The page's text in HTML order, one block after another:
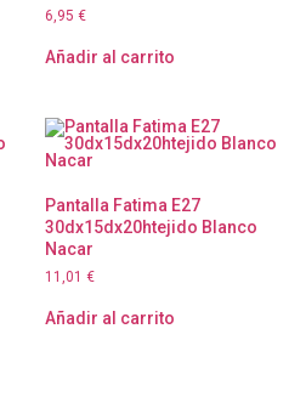
6,95 €
Añadir al carrito
Pantalla Fatima E27
30dx15dx20htejido Blanco
Nacar
11,01 €
Añadir al carrito